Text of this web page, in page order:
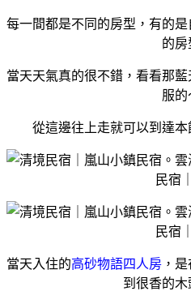
每一間都是不同的房型，有的
的房
當天天氣真的很不錯，看看那
服的
從這邊往上走就可以到達本
當天入住的高砂物語四人房 ，
到很香的木